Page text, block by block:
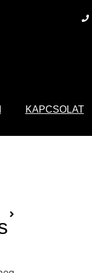
KAPCSOLAT